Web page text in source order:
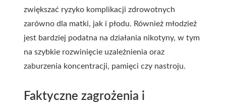
zwiększać ryzyko komplikacji zdrowotnych
zarówno dla matki, jak i płodu. Również młodzież
jest bardziej podatna na działania nikotyny, w tym
na szybkie rozwinięcie uzależnienia oraz
zaburzenia koncentracji, pamięci czy nastroju.
Faktyczne zagrożenia i